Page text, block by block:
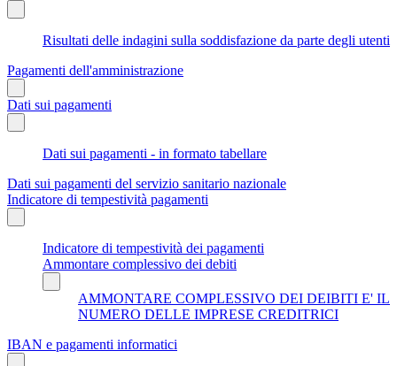
Risultati delle indagini sulla soddisfazione da parte degli utenti
Pagamenti dell'amministrazione
Dati sui pagamenti
Dati sui pagamenti - in formato tabellare
Dati sui pagamenti del servizio sanitario nazionale
Indicatore di tempestività pagamenti
Indicatore di tempestività dei pagamenti
Ammontare complessivo dei debiti
AMMONTARE COMPLESSIVO DEI DEIBITI E' IL
NUMERO DELLE IMPRESE CREDITRICI
IBAN e pagamenti informatici